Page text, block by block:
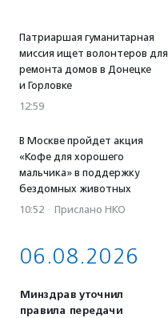
Патриаршая гуманитарная
миссия ищет волонтеров для
ремонта домов в Донецке
и Горловке
12:59
В Москве пройдет акция
«Кофе для хорошего
мальчика» в поддержку
бездомных животных
10:52 · Прислано НКО
06.08.2026
Минздрав уточнил
правила передачи